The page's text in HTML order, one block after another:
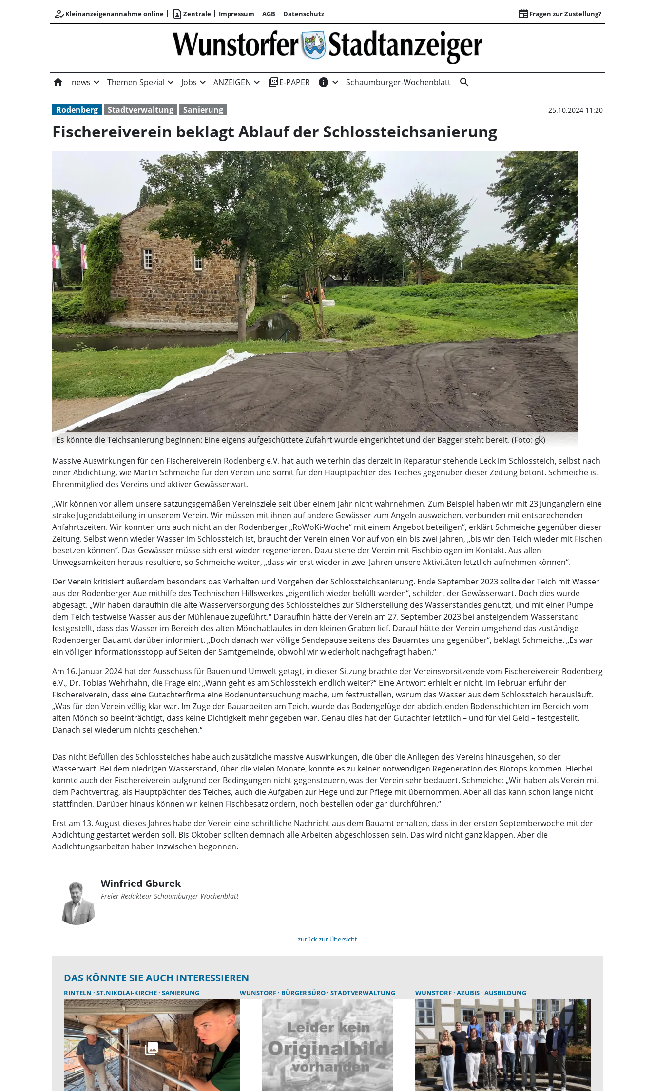
how_to_regKleinanzeigenannahme online contact_page Zentrale Impressum AGB Datenschutz newspaperFragen zur Zustellung?
Fischereiverein
home news expand_more Themen Spezial expand_more Jobs expand_more ANZEIGEN expand_more picture_as_pdfE-PAPER info expand_more Schaumburger-Wochenblatt search
Rodenberg Stadtverwaltung Sanierung 25.10.2024 11:20
Fischereiverein beklagt Ablauf der Schlossteichsanierung
Es könnte die Teichsanierung beginnen: Eine eigens aufgeschüttete Zufahrt wurde eingerichtet und der Bagger steht bereit. (Foto: gk)
Massive Auswirkungen für den Fischereiverein Rodenberg e.V. hat auch weiterhin das derzeit in Reparatur stehende Leck im Schlossteich, selbst nach
einer Abdichtung, wie Martin Schmeiche für den Verein und somit für den Hauptpächter des Teiches gegenüber dieser Zeitung betont. Schmeiche ist
Ehrenmitglied des Vereins und aktiver Gewässerwart.
„Wir können vor allem unsere satzungsgemäßen Vereinsziele seit über einem Jahr nicht wahrnehmen. Zum Beispiel haben wir mit 23 Junganglern eine
strake Jugendabteilung in unserem Verein. Wir müssen mit ihnen auf andere Gewässer zum Angeln ausweichen, verbunden mit entsprechenden
Anfahrtszeiten. Wir konnten uns auch nicht an der Rodenberger „RoWoKi-Woche“ mit einem Angebot beteiligen“, erklärt Schmeiche gegenüber dieser
Zeitung. Selbst wenn wieder Wasser im Schlossteich ist, braucht der Verein einen Vorlauf von ein bis zwei Jahren, „bis wir den Teich wieder mit Fischen
besetzen können“. Das Gewässer müsse sich erst wieder regenerieren. Dazu stehe der Verein mit Fischbiologen im Kontakt. Aus allen
Unwegsamkeiten heraus resultiere, so Schmeiche weiter, „dass wir erst wieder in zwei Jahren unsere Aktivitäten letztlich aufnehmen können“.
Der Verein kritisiert außerdem besonders das Verhalten und Vorgehen der Schlossteichsanierung. Ende September 2023 sollte der Teich mit Wasser
aus der Rodenberger Aue mithilfe des Technischen Hilfswerkes „eigentlich wieder befüllt werden“, schildert der Gewässerwart. Doch dies wurde
abgesagt. „Wir haben daraufhin die alte Wasserversorgung des Schlossteiches zur Sicherstellung des Wasserstandes genutzt, und mit einer Pumpe
dem Teich testweise Wasser aus der Mühlenaue zugeführt.“ Daraufhin hätte der Verein am 27. September 2023 bei ansteigendem Wasserstand
festgestellt, dass das Wasser im Bereich des alten Mönchablaufes in den kleinen Graben lief. Darauf hätte der Verein umgehend das zuständige
Rodenberger Bauamt darüber informiert. „Doch danach war völlige Sendepause seitens des Bauamtes uns gegenüber“, beklagt Schmeiche. „Es war
ein völliger Informationsstopp auf Seiten der Samtgemeinde, obwohl wir wiederholt nachgefragt haben.“
Am 16. Januar 2024 hat der Ausschuss für Bauen und Umwelt getagt, in dieser Sitzung brachte der Vereinsvorsitzende vom Fischereiverein Rodenberg
e.V., Dr. Tobias Wehrhahn, die Frage ein: „Wann geht es am Schlossteich endlich weiter?“ Eine Antwort erhielt er nicht. Im Februar erfuhr der
Fischereiverein, dass eine Gutachterfirma eine Bodenuntersuchung mache, um festzustellen, warum das Wasser aus dem Schlossteich herausläuft.
„Was für den Verein völlig klar war. Im Zuge der Bauarbeiten am Teich, wurde das Bodengefüge der abdichtenden Bodenschichten im Bereich vom
alten Mönch so beeinträchtigt, dass keine Dichtigkeit mehr gegeben war. Genau dies hat der Gutachter letztlich – und für viel Geld – festgestellt.
Danach sei wiederum nichts geschehen.“
Das nicht Befüllen des Schlossteiches habe auch zusätzliche massive Auswirkungen, die über die Anliegen des Vereins hinausgehen, so der
Wasserwart. Bei dem niedrigen Wasserstand, über die vielen Monate, konnte es zu keiner notwendigen Regeneration des Biotops kommen. Hierbei
konnte auch der Fischereiverein aufgrund der Bedingungen nicht gegensteuern, was der Verein sehr bedauert. Schmeiche: „Wir haben als Verein mit
dem Pachtvertrag, als Hauptpächter des Teiches, auch die Aufgaben zur Hege und zur Pflege mit übernommen. Aber all das kann schon lange nicht
stattfinden. Darüber hinaus können wir keinen Fischbesatz ordern, noch bestellen oder gar durchführen.“
Erst am 13. August dieses Jahres habe der Verein eine schriftliche Nachricht aus dem Bauamt erhalten, dass in der ersten Septemberwoche mit der
Abdichtung gestartet werden soll. Bis Oktober sollten demnach alle Arbeiten abgeschlossen sein. Das wird nicht ganz klappen. Aber die
Abdichtungsarbeiten haben inzwischen begonnen.
Winfried Gburek
Freier Redakteur Schaumburger Wochenblatt
zurück zur Übersicht
DAS KÖNNTE SIE AUCH INTERESSIEREN
RINTELN ST.NIKOLAI-KIRCHE SANIERUNG WUNSTORF BÜRGERBÜRO STADTVERWALTUNG WUNSTORF AZUBIS AUSBILDUNG